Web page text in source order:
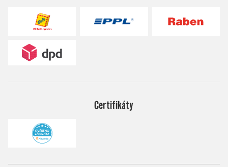
Certifikáty